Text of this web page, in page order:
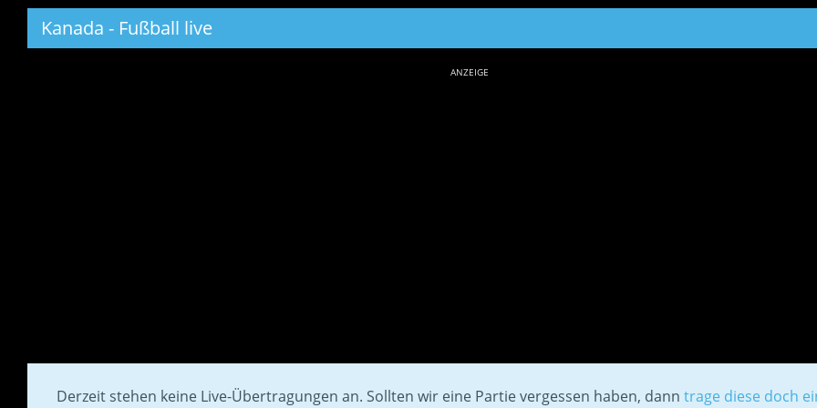
Kanada - Fußball live
ANZEIGE
Derzeit stehen keine Live-Übertragungen an. Sollten wir eine Partie vergessen haben, dann trage diese doch